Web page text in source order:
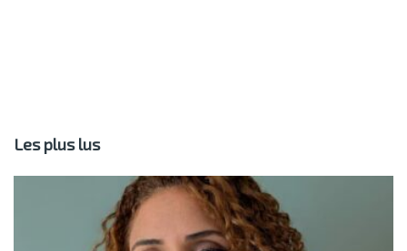
Les plus lus